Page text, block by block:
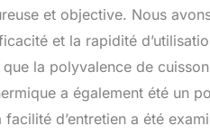
et objective. Nous
et la rapidité
la polyvalence de
a également été un
d’entretien a été